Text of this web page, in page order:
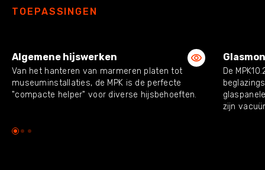
TOEPASSINGEN
Algemene hijswerken
Van het hanteren van marmeren platen tot
museuminstallaties, de MPK is de perfecte
"compacte helper" voor diverse hijsbehoeften.
De
zijn